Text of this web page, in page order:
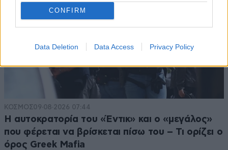
CONFIRM
Data Deletion Data Access Privacy Policy
ΚΟΣΜΟΣ09·08·2026 07:44
Η αυτοκρατορία του «Έντικ» και ο «μεγάλος»
που φέρεται να βρίσκεται πίσω του – Τι ορίζει ο
όρος Greek Mafia